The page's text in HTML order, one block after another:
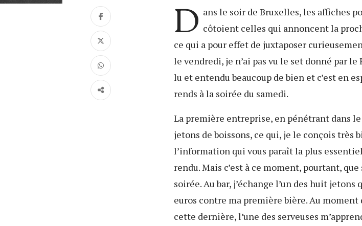
D ans le soir de Bruxelles, les affiches
côtoient celles qui annoncent la
ce qui a pour effet de juxtaposer
le vendredi, je n’ai pas vu le set donné par
lu et entendu beaucoup de bien et c’est en
rends à la soirée du samedi.
La première entreprise, en pénétrant dans
jetons de boissons, ce qui, je le conçois très
l’information qui vous paraît la plus
rendu. Mais c’est à ce moment, pourtant,
soirée. Au bar, j’échange l’un des huit
euros contre ma première bière. Au
cette dernière, l’une des serveuses